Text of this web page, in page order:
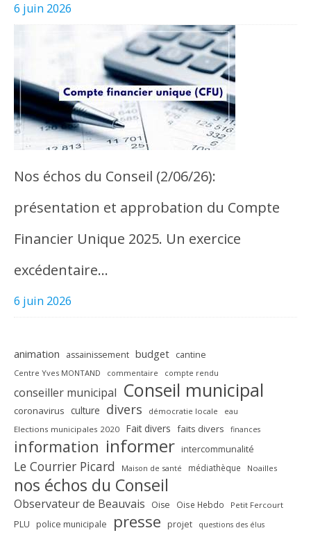
6 juin 2026
Nos échos du Conseil (2/06/26):
présentation et approbation du Compte
Financier Unique 2025. Un exercice
excédentaire…
6 juin 2026
animation assainissement budget cantine
Centre Yves MONTAND commentaire compte rendu
conseiller municipal Conseil municipal
coronavirus culture divers démocratie locale eau
Elections municipales 2020 Fait divers faits divers finances
information informer intercommunalité
Le Courrier Picard Maison de santé médiathèque Noailles
nos échos du Conseil
Observateur de Beauvais Oise Oise Hebdo Petit Fercourt
PLU police municipale presse projet questions des élus